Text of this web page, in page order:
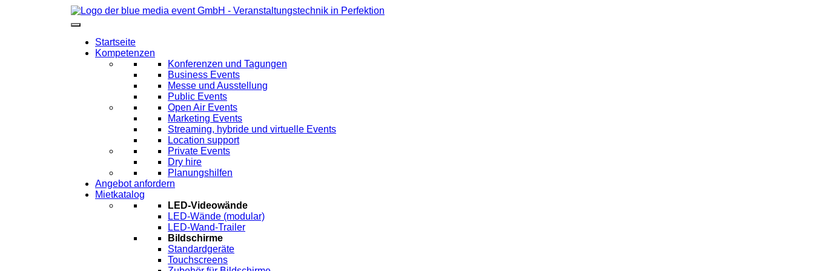
Startseite
Kompetenzen
Konferenzen und Tagungen
Business Events
Messe und Ausstellung
Public Events
Open Air Events
Marketing Events
Streaming, hybride und virtuelle Events
Location support
Private Events
Dry hire
Planungshilfen
Angebot anfordern
Mietkatalog
LED-Videowände
LED-Wände (modular)
LED-Wand-Trailer
Bildschirme
Standardgeräte
Touchscreens